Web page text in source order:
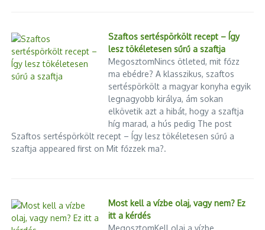
Szaftos sertéspörkölt recept – Így
lesz tökéletesen sűrű a szaftja
MegosztomNincs ötleted, mit főzz
ma ebédre? A klasszikus, szaftos
sertéspörkölt a magyar konyha egyik
legnagyobb királya, ám sokan
elkövetik azt a hibát, hogy a szaftja
híg marad, a hús pedig The post
Szaftos sertéspörkölt recept – Így lesz tökéletesen sűrű a
szaftja appeared first on Mit főzzek ma?.
Most kell a vízbe olaj, vagy nem? Ez
itt a kérdés